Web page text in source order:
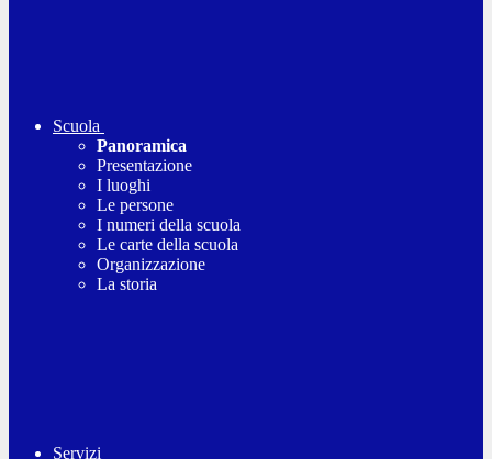
Scuola
Panoramica
Presentazione
I luoghi
Le persone
I numeri della scuola
Le carte della scuola
Organizzazione
La storia
Servizi